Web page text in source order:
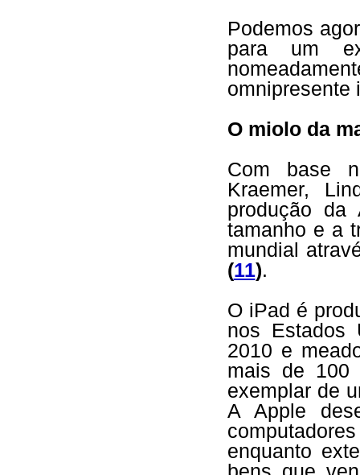
Podemos
para um
omnipresente
O miolo da
Com base
Kraemer,
produção da
tamanho e a
mundial
(11).
O iPad é
nos Estados
2010 e
mais de
exemplar de
A Apple
enquanto